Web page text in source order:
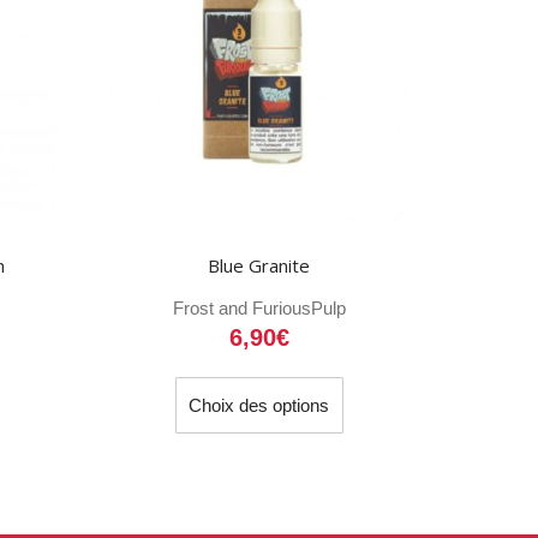
Blue Granite
Frost and FuriousPulp
6,90€
Choix des options
Ce
a